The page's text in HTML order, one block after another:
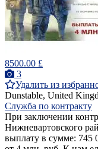
8500.00 £
3
Удалить из
Dunstable, United
Служба по контракту
При заключении
Нижневартовского
выплату в сумме: 745